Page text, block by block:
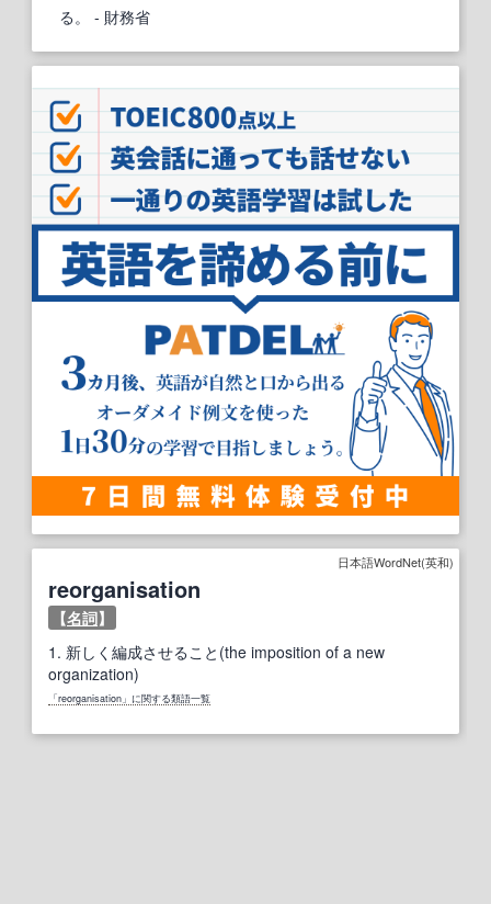
る。
- 財務省
日本語WordNet(英和)
reorganisation
【名詞】
1. 新しく編成させること(the imposition of a new
organization)
「reorganisation」に関する類語一覧